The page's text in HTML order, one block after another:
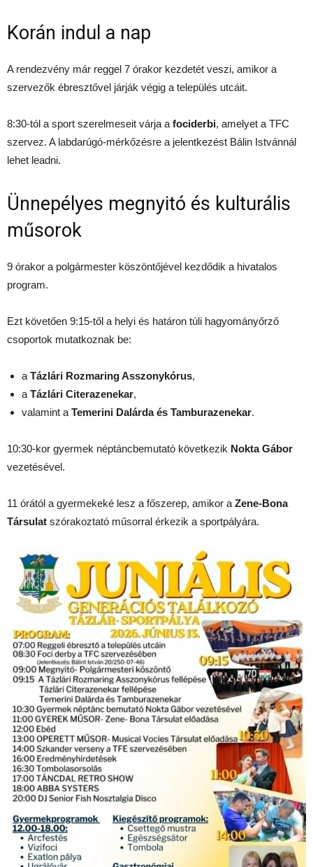
Korán indul a nap
A rendezvény már reggel 7 órakor kezdetét veszi, amikor a
szervezők ébresztővel járják végig a település utcáit.
8:30-tól a sport szerelmeseit várja a fociderbi, amelyet a TFC
szervez. A labdarúgó-mérkőzésre a jelentkezést Bálin Istvánnál
lehet leadni.
Ünnepélyes megnyitó és kulturális
műsorok
9 órakor a polgármester köszöntőjével kezdődik a hivatalos
program.
Ezt követően 9:15-től a helyi és határon túli hagyományőrző
csoportok mutatkoznak be:
a Tázlári Rozmaring Asszonykórus,
a Tázlári Citerazenekar,
valamint a Temerini Dalárda és Tamburazenekar.
10:30-kor gyermek néptáncbemutató következik Nokta Gábor
vezetésével.
11 órától a gyermekeké lesz a főszerep, amikor a Zene-Bona
Társulat szórakoztató műsorral érkezik a sportpályára.